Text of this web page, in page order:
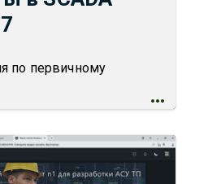
по первичному